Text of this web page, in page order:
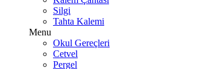
Silgi
Tahta Kalemi
Menu
Okul Gereçleri
Cetvel
Pergel